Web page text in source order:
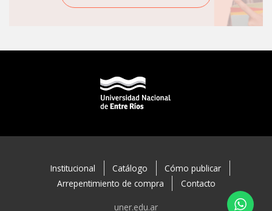
Institucional Catálogo
Cómo publicar
Arrepentimiento de compra
Contacto
uner.edu.ar